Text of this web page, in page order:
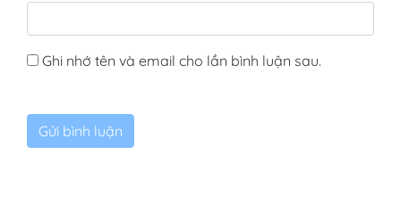
Ghi nhớ tên và email cho lần bình luận sau.